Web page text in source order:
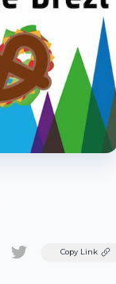
TwitterCopy Link